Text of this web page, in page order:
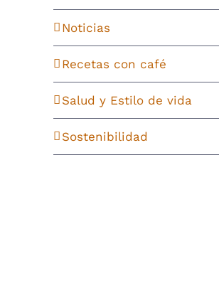
Noticias
Recetas con café
Salud y Estilo de vida
Sostenibilidad